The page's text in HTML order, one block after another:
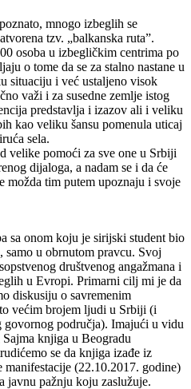
mnogo izbeglih se
tzv. „balkanska ruta”.
osoba u izbegličkim centrima po
o tome da se za stalno nastane u
situaciju i već ustaljeno visok
važi i za susedne zemlje istog
predstavlja i izazov ali i veliku
kao veliku šansu pomenula uticaj
sela.
velike pomoći za sve one u Srbiji
dijaloga, a nadam se i da će
možda tim putem upoznaju i svoje
sa onom koju je sirijski student bio
samo u obrnutom pravcu. Svoj
društvenog angažmana i
u Evropi. Primarni cilj mi je da
diskusiju o savremenim
većim brojem ljudi u Srbiji (i
govornog područja). Imajući u vidu
knjiga u Beogradu
se da knjiga izađe iz
manifestacije (22.10.2017. godine)
javnu pažnju koju zaslužuje.